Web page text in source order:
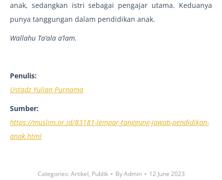
anak, sedangkan istri sebagai pengajar utama. Keduanya
punya tanggungan dalam pendidikan anak.
Wallahu Ta’ala a’lam.
Penulis:
Ustadz Yulian Purnama
Sumber:
https://muslim.or.id/83181-lempar-tanggung-jawab-pendidikan-
anak.html
Categories: Artikel, Publik ByAdmin 12 June 2023